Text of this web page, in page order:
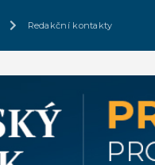
Redakční kontakty